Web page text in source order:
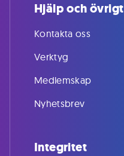
Hjälp och övrigt
Kontakta oss
Verktyg
Medlemskap
Nyhetsbrev
Integritet